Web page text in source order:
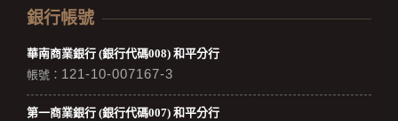
銀行帳號
華南商業銀行 (銀行代碼008) 和平分行
帳號： 121-10-007167-3
第一商業銀行 (銀行代碼007) 和平分行